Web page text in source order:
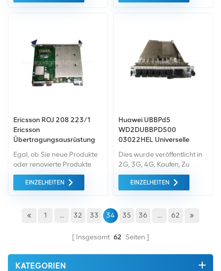
bestmöglichen Preis
Funkbasis Station für Nokia
Ericsson ROJ 208 223/1
Ericsson
Übertragungsausrüstung
Egal, ob Sie neue Produkte
oder renovierte Produkte
benötigen, wir kümmern uns
um alles Garantie als
höchste Qualität und
zum bestmöglichen Preis
EINZELHEITEN
Huawei UBBPd5
WD2DUBBPD500
03022HEL Universelle
Verarbeitungseinheit für
Huawei BBU3900
BBU3910
Dies wurde veröffentlicht in
2G, 3G, 4G, Kaufen, Zu
verkaufen, Huawei, Huawei
BBU3900, Huawei
UNBENUTZT und
BBU3910, Platine.
EINZELHEITEN
1 ... 32 33 34 35 36 ... 62
Insgesamt 62 Seiten
KATEGORIEN